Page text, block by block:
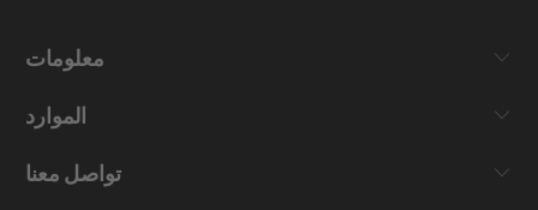
معلومات
الموارد
تواصل معنا